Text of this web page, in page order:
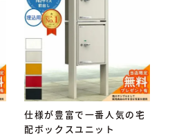
仕様が豊富で一番人気の宅
配ボックスユニット